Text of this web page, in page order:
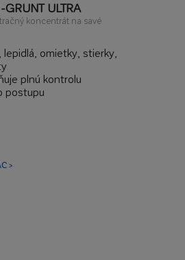
GRUNT ULTRA
koncentrát na savé
omietky, stierky,
plnú kontrolu
postupu
>